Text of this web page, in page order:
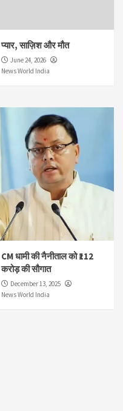
प्यार, साज़िश और मौत
June 24, 2026
News World India
CM धामी की नैनीताल को ₹112
करोड़ की सौगात
December 13, 2025
News World India